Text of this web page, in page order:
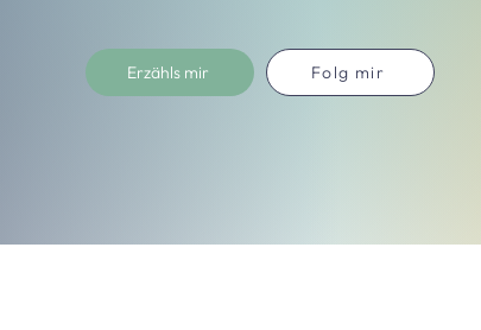
Erzähls mir Folg mir